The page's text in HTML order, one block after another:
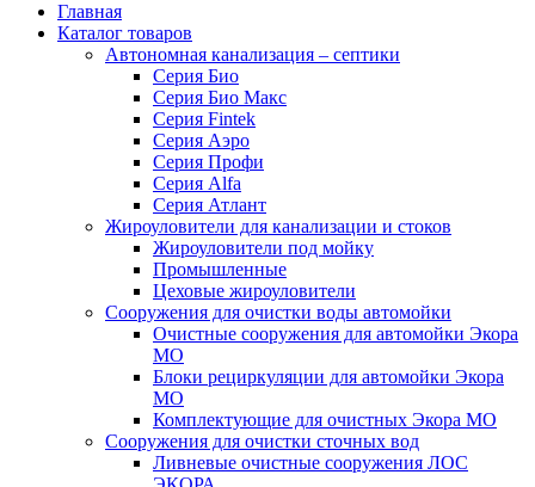
Главная
Каталог товаров
Автономная канализация – септики
Серия Био
Серия Био Макс
Серия Fintek
Серия Аэро
Серия Профи
Серия Alfa
Серия Атлант
Жироуловители для канализации и стоков
Жироуловители под мойку
Промышленные
Цеховые жироуловители
Сооружения для очистки воды автомойки
Очистные сооружения для автомойки Экора
МО
Блоки рециркуляции для автомойки Экора
МО
Комплектующие для очистных Экора МО
Сооружения для очистки сточных вод
Ливневые очистные сооружения ЛОС